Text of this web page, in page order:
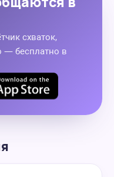
схваток,
— бесплатно в